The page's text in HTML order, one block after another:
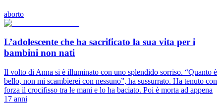
aborto
L’adolescente che ha sacrificato la sua vita per i
bambini non nati
Il volto di Anna si è illuminato con uno splendido sorriso. “Quanto è
bello, non mi scambierei con nessuno”, ha sussurrato. Ha tenuto con
forza il crocifisso tra le mani e lo ha baciato. Poi è morta ad appena
17 anni